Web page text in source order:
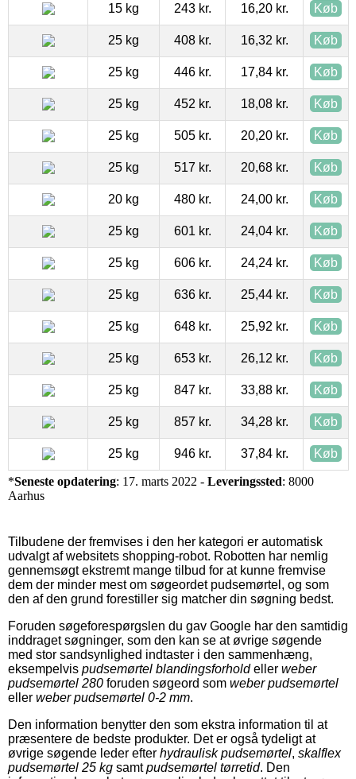
15 kg 243 kr. 16,20 kr. Køb
25 kg 408 kr. 16,32 kr. Køb
25 kg 446 kr. 17,84 kr. Køb
25 kg 452 kr. 18,08 kr. Køb
25 kg 505 kr. 20,20 kr. Køb
25 kg 517 kr. 20,68 kr. Køb
20 kg 480 kr. 24,00 kr. Køb
25 kg 601 kr. 24,04 kr. Køb
25 kg 606 kr. 24,24 kr. Køb
25 kg 636 kr. 25,44 kr. Køb
25 kg 648 kr. 25,92 kr. Køb
25 kg 653 kr. 26,12 kr. Køb
25 kg 847 kr. 33,88 kr. Køb
25 kg 857 kr. 34,28 kr. Køb
25 kg 946 kr. 37,84 kr. Køb
*Seneste opdatering: 17. marts 2022 - Leveringssted: 8000
Aarhus
Tilbudene der fremvises i den her kategori er automatisk
udvalgt af websitets shopping-robot. Robotten har nemlig
gennemsøgt ekstremt mange tilbud for at kunne fremvise
dem der minder mest om søgeordet pudsemørtel, og som
den af den grund forestiller sig matcher din søgning bedst.
Foruden søgeforespørgslen du gav Google har den samtidig
inddraget søgninger, som den kan se at øvrige søgende
med stor sandsynlighed indtaster i den sammenhæng,
eksempelvis pudsemørtel blandingsforholdeller weber
pudsemørtel 280 foruden søgeord som weber pudsemørtel
eller weber pudsemørtel 0-2 mm.
Den information benytter den som ekstra information til at
præsentere de bedste produkter. Det er også tydeligt at
øvrige søgende leder efter hydraulisk pudsemørtel, skalflex
pudsemørtel 25 kg samtpudsemørtel tørretid. Den